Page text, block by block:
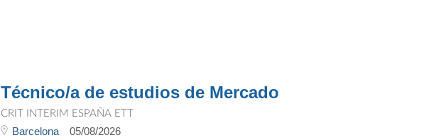
Técnico/a de estudios de Mercado
CRIT INTERIM ESPAÑA ETT
Barcelona 05/08/2026